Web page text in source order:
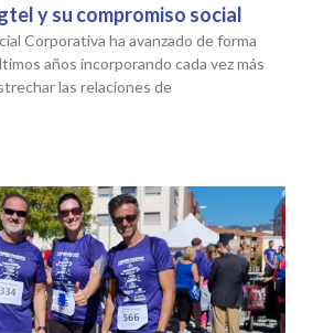
y su compromiso social
Corporativa ha avanzado de forma
años incorporando cada vez más
las relaciones de